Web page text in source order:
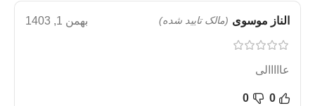
الناز موسوی (مالک تایید شده) بهمن 1, 1403
عااااالی
0
0